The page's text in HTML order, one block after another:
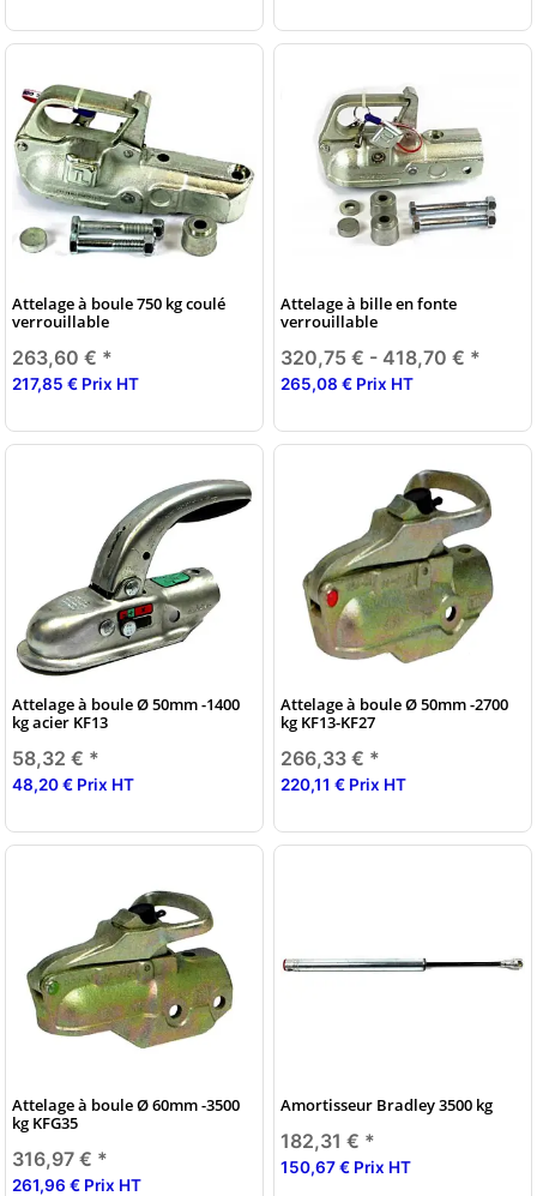
Attelage à boule 750 kg coulé
verrouillable
263,60 € *
217,85 € Prix HT
Attelage à bille en fonte
verrouillable
320,75 € - 418,70 € *
265,08 € Prix HT
Attelage à boule Ø 50mm -1400
kg acier KF13
58,32 € *
48,20 € Prix HT
Attelage à boule Ø 50mm -2700
kg KF13-KF27
266,33 € *
220,11 € Prix HT
Attelage à boule Ø 60mm -3500
kg KFG35
316,97 € *
261,96 € Prix HT
Amortisseur Bradley 3500 kg
182,31 € *
150,67 € Prix HT